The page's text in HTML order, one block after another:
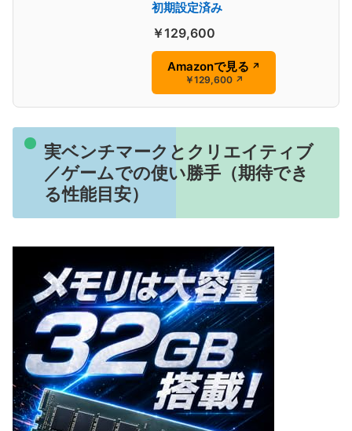
初期設定済み
￥129,600
Amazonで見る ↗
￥129,600 ↗
実ベンチマークとクリエイティブ
／ゲームでの使い勝手（期待でき
る性能目安）